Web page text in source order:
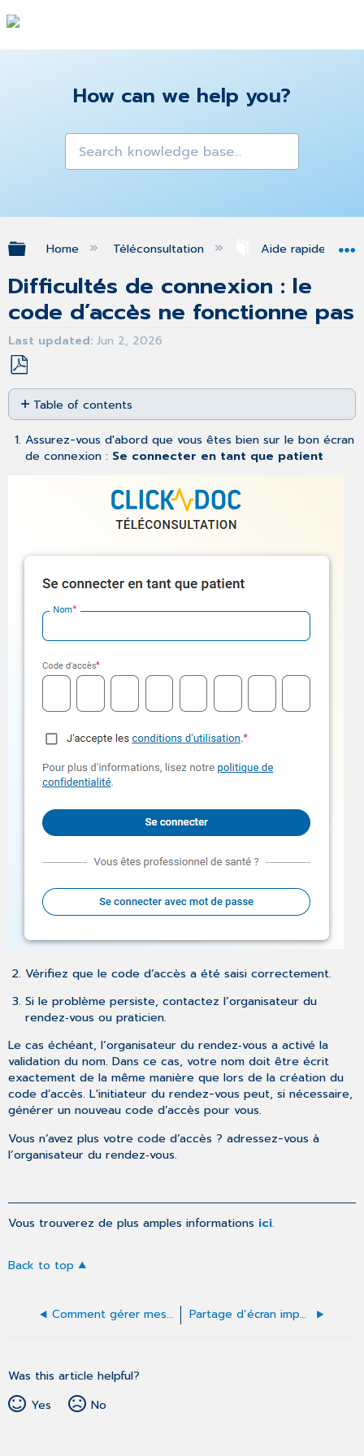
How can we help you?
Expand/collapse global hierarchy
Home Téléconsultation Aide rapide
Difficultés de connexion : le
code d’accès ne fonctionne pas
Last updated Jun 2, 2026
Save
as
PDF
Table of contents
No
headers
Assurez-vous d'abord que vous êtes bien sur le bon écran
de connexion : Se connecter en tant que patient
Vérifiez que le code d’accès a été saisi correctement.
Si le problème persiste, contactez l’organisateur du
rendez‑vous ou praticien.
Le cas échéant, l’organisateur du rendez‑vous a activé la
validation du nom. Dans ce cas, votre nom doit être écrit
exactement de la même manière que lors de la création du
code d’accès. L'initiateur du rendez-vous peut, si nécessaire,
générer un nouveau code d’accès pour vous.
Vous n’avez plus votre code d’accès ? adressez-vous à
l’organisateur du rendez‑vous.
Vous trouverez de plus amples informations ici.
Back to top
Comment gérer mes rendez‑vous en tant que patient ? Partage d’écran impossible sur tablette et smartphone
Was this article helpful?
Yes
No